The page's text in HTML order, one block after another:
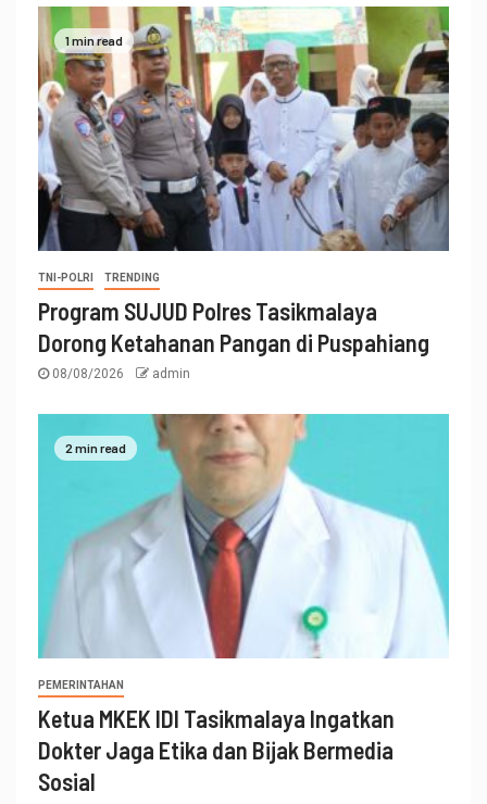
1 min read
TNI-POLRI TRENDING
Program SUJUD Polres Tasikmalaya
Dorong Ketahanan Pangan di Puspahiang
08/08/2026 admin
2 min read
PEMERINTAHAN
Ketua MKEK IDI Tasikmalaya Ingatkan
Dokter Jaga Etika dan Bijak Bermedia
Sosial